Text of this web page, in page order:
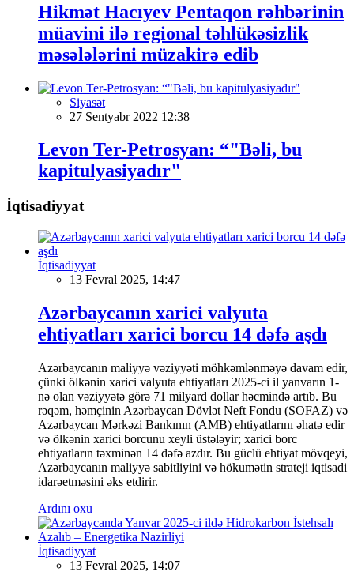
Hikmət Hacıyev Pentaqon rəhbərinin
müavini ilə regional təhlükəsizlik
məsələlərini müzakirə edib
Siyasət
27 Sentyabr 2022 12:38
Levon Ter-Petrosyan: “"Bəli, bu
kapitulyasiyadır"
İqtisadiyyat
İqtisadiyyat
13 Fevral 2025, 14:47
Azərbaycanın xarici valyuta
ehtiyatları xarici borcu 14 dəfə aşdı
Azərbaycanın maliyyə vəziyyəti möhkəmlənməyə davam edir,
çünki ölkənin xarici valyuta ehtiyatları 2025-ci il yanvarın 1-
nə olan vəziyyətə görə 71 milyard dollar həcmində artıb. Bu
rəqəm, həmçinin Azərbaycan Dövlət Neft Fondu (SOFAZ) və
Azərbaycan Mərkəzi Bankının (AMB) ehtiyatlarını əhatə edir
və ölkənin xarici borcunu xeyli üstələyir; xarici borc
ehtiyatların təxminən 14 dəfə azdır. Bu güclü ehtiyat mövqeyi,
Azərbaycanın maliyyə sabitliyini və hökumətin strateji iqtisadi
idarəetməsini əks etdirir.
Ardını oxu
İqtisadiyyat
13 Fevral 2025, 14:07